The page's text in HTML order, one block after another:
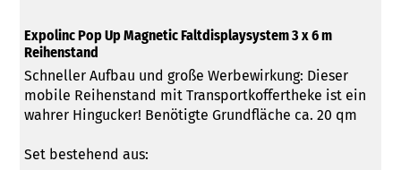
Expolinc Pop Up Magnetic Faltdisplaysystem 3 x 6 m
Reihenstand
Schneller Aufbau und große Werbewirkung: Dieser
mobile Reihenstand mit Transportkoffertheke ist ein
wahrer Hingucker! Benötigte Grundfläche ca. 20 qm
Set bestehend aus: